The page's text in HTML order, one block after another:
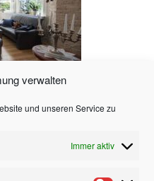
verwalten
und unseren Service zu
Immer aktiv
Angaben,